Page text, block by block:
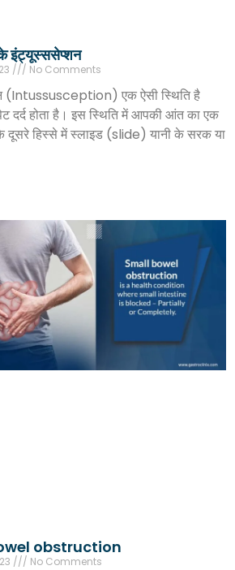
इंट्यूस्ससेप्शन
No Comments
(Intussusception) एक ऐसी स्थिति है
दर्द होता है। इस स्थिति में आपकी आंत का एक
दूसरे हिस्से में स्लाइड (slide) यानी के सरक या
obstruction
No Comments